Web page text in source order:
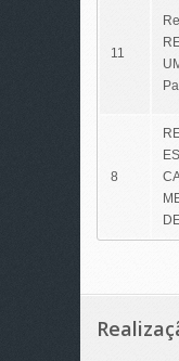
11
8